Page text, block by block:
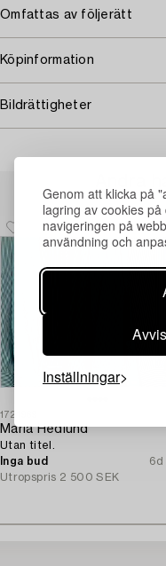
Genom att klicka på
lagring av cookies
navigeringen på
användning och
Inställningar
Omfattas av följerätt
Köpinformation
Bildrättigheter
1721969
Maria Hedlund
Utan titel.
Inga bud
6d
Utropspris 2 500 SEK